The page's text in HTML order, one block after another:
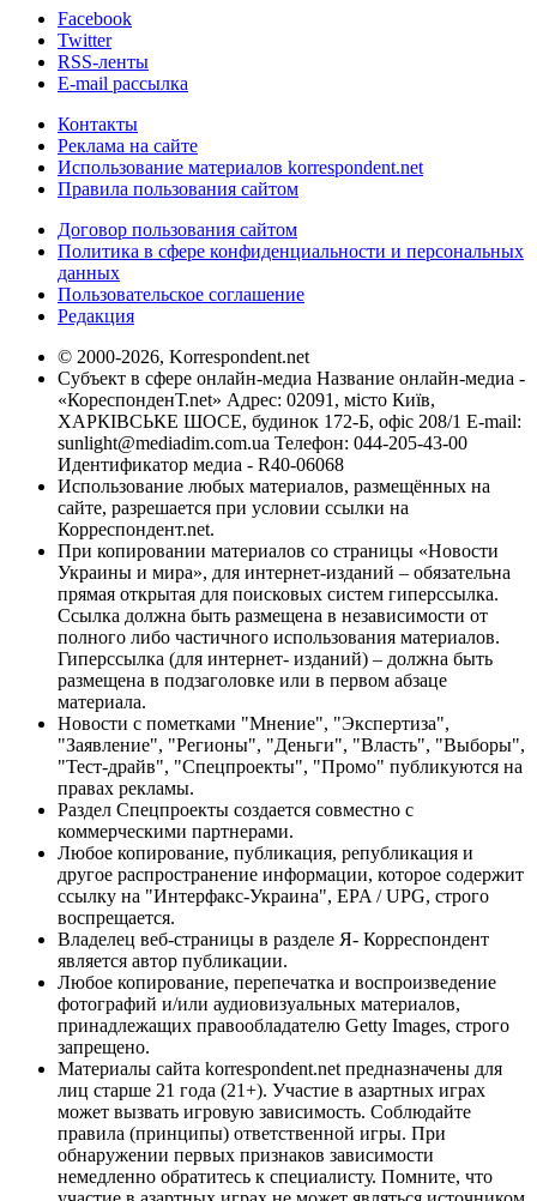
Facebook
Twitter
RSS-ленты
E-mail рассылка
Контакты
Реклама на сайте
Использование материалов korrespondent.net
Правила пользования сайтом
Договор пользования сайтом
Политика в сфере конфиденциальности и персональных
данных
Пользовательское соглашение
Редакция
© 2000-2026, Korrespondent.net
Субъект в сфере онлайн-медиа Название онлайн-медиа -
«КореспонденТ.net» Адрес: 02091, місто Київ,
ХАРКІВСЬКЕ ШОСЕ, будинок 172-Б, офіс 208/1 E-mail:
sunlight@mediadim.com.ua Телефон: 044-205-43-00
Идентификатор медиа - R40-06068
Использование любых материалов, размещённых на
сайте, разрешается при условии ссылки на
Корреспондент.net.
При копировании материалов со страницы «Новости
Украины и мира», для интернет-изданий – обязательна
прямая открытая для поисковых систем гиперссылка.
Ссылка должна быть размещена в независимости от
полного либо частичного использования материалов.
Гиперссылка (для интернет- изданий) – должна быть
размещена в подзаголовке или в первом абзаце
материала.
Новости с пометками "Мнение", "Экспертиза",
"Заявление", "Регионы", "Деньги", "Власть", "Выборы",
"Тест-драйв", "Спецпроекты", "Промо" публикуются на
правах рекламы.
Раздел Спецпроекты создается совместно с
коммерческими партнерами.
Любое копирование, публикация, републикация и
другое распространение информации, которое содержит
ссылку на "Интерфакс-Украина", EPA / UPG, строго
воспрещается.
Владелец веб-страницы в разделе Я- Корреспондент
является автор публикации.
Любое копирование, перепечатка и воспроизведение
фотографий и/или аудиовизуальных материалов,
принадлежащих правообладателю Getty Images, строго
запрещено.
Материалы сайта korrespondent.net предназначены для
лиц старше 21 года (21+). Участие в азартных играх
может вызвать игровую зависимость. Соблюдайте
правила (принципы) ответственной игры. При
обнаружении первых признаков зависимости
немедленно обратитесь к специалисту. Помните, что